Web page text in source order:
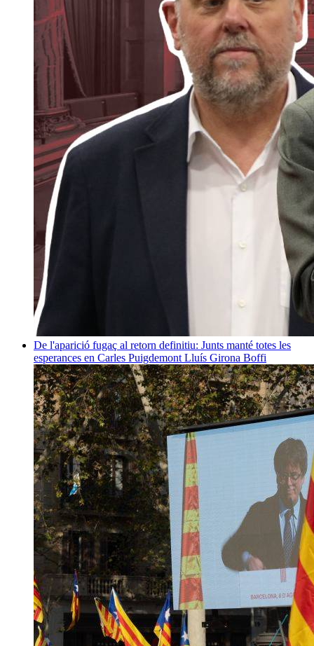
De l'aparició fugaç al retorn definitiu: Junts manté totes les
esperances en Carles Puigdemont Lluís Girona Boffi